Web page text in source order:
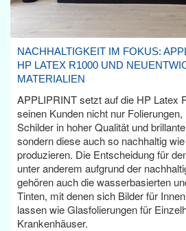
NACHHALTIGKEIT IM FOKUS:
HP LATEX R1000 UND
MATERIALIEN
APPLIPRINT setzt auf die HP Latex
seinen Kunden nicht nur
Schilder in hoher Qualität und
sondern diese auch so nachhaltig
produzieren. Die Entscheidung für
unter anderem aufgrund der
gehören auch die wasserbasierten
Tinten, mit denen sich Bilder für
lassen wie Glasfolierungen für
Krankenhäuser.